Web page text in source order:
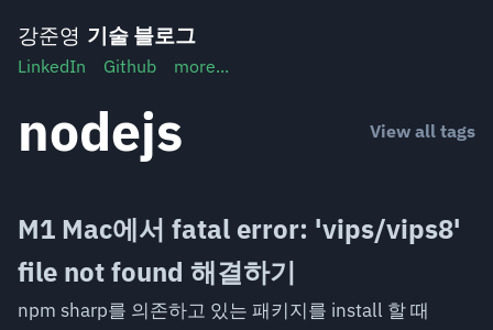
content
강준영 기술 블로그
LinkedIn Github more...
nodejs View all tags
M1 Mac에서 fatal error: 'vips/vips8'
file not found 해결하기
npm sharp를 의존하고 있는 패키지를 install 할 때